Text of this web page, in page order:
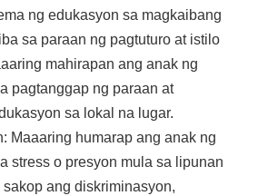
ng edukasyon sa magkaibang
sa paraan ng pagtuturo at istilo
mahirapan ang anak ng
pagtanggap ng paraan at
sa lokal na lugar.
Maaaring humarap ang anak ng
stress o presyon mula sa lipunan
ang diskriminasyon,